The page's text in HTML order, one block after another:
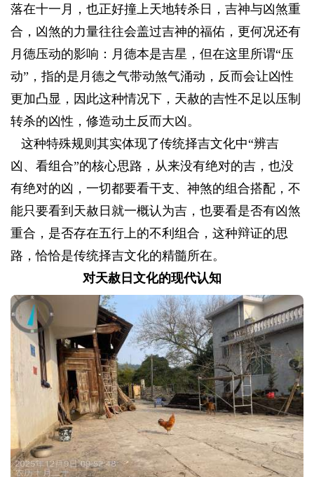
落在十一月，也正好撞上天地转杀日，吉神与凶煞重
合，凶煞的力量往往会盖过吉神的福佑，更何况还有
月德压动的影响：月德本是吉星，但在这里所谓“压
动”，指的是月德之气带动煞气涌动，反而会让凶性
更加凸显，因此这种情况下，天赦的吉性不足以压制
转杀的凶性，修造动土反而大凶。
这种特殊规则其实体现了传统择吉文化中“辨吉
凶、看组合”的核心思路，从来没有绝对的吉，也没
有绝对的凶，一切都要看干支、神煞的组合搭配，不
能只要看到天赦日就一概认为吉，也要看是否有凶煞
重合，是否存在五行上的不利组合，这种辩证的思
路，恰恰是传统择吉文化的精髓所在。
对天赦日文化的现代认知